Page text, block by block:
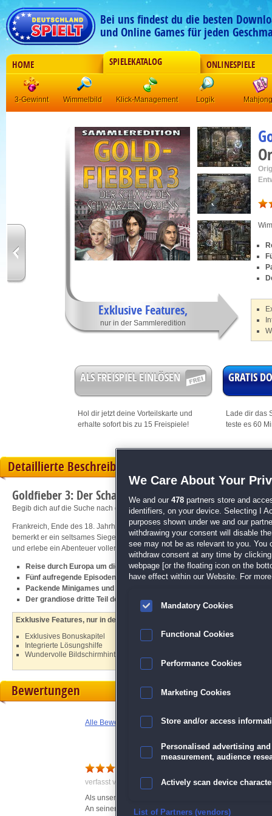
Bei uns findest du die besten
und Online Games für jeden
HOME SPIELEKATALOG ONLINESPIELE
3-Gewinnt Wimmelbild Klick-Management Logik Mahjong
Exklusive Features,
nur in der Sammleredition
ALS FREISPIEL EINLÖSEN
Hol dir jetzt deine Vorteilskarte und
erhalte sofort bis zu 15 Freispiele!
GRATIS
Lade dir das
teste es 60
Detaillierte Beschreibung
Goldfieber 3: Der Schatz des Schwarzen Ordens
Begib dich auf die Suche nach dem Geheimnis der Templer!
Frankreich, Ende des 18. Jahrhunderts. Jacques wird in einer Pariser Gasse
bemerkt er ein seltsames Siegel auf seiner Schulter. Begib dich mit Jacques
und erlebe ein Abenteuer voller Rätsel und Gefahren!
Reise durch Europa um die Rätsel des Templer-Ordens zu ergründen
Fünf aufregende Episoden mit unzähligen spannenden Wimmelbildern
Packende Minigames und Inventar-basierte Puzzle
Der grandiose dritte Teil der beliebten
Exklusive Features, nur in der Sammleredition:
Exklusives Bonuskapitel
Integrierte Lösungshilfe
Wundervolle Bildschirmhintergründe und Konzeptzeichnungen
Bewertungen
Alle Bewertungen anzeigen
verfasst von Claudia am 02.01.2013 um 10:05
Als unser Held in einer Taverne erwacht, tut ihm nicht
An seiner Schulter findet er ein Brandzeichen und er
We Care About Your
We and our 478 partners store and
identifiers, on your device. Selecting I
purposes shown under we and our
withdrawing your consent will disable
see may not be as relevant to you. You
withdraw consent at any time by
webpage [or the floating icon on the
have effect within our Website. For
Mandatory Cookies
Functional Cookies
Performance Cookies
Marketing Cookies
Store and/or access
Personalised advertising
measurement, audience
Actively scan device
Ensure security, prevent
List of Partners (vendors)